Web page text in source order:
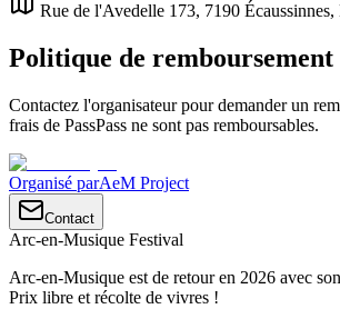
Rue de l'Avedelle 173, 7190
Politique de remboursement
Contactez l'organisateur pour demander un
frais de PassPass ne sont pas remboursables.
Organisé parAeM Project
Contact
Arc-en-Musique Festival
Arc-en-Musique est de retour en 2026 avec
Prix libre et récolte de vivres !